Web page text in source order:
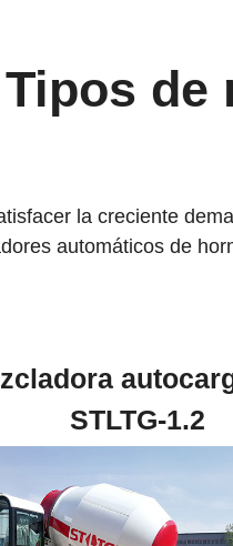
Tipos de
la creciente
automáticos de
STLTG-1.2